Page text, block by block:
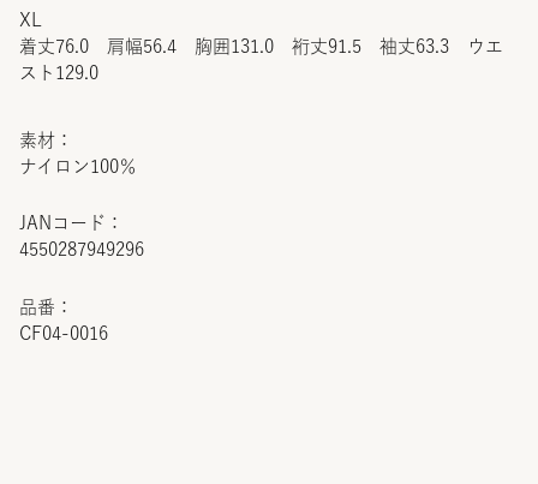
JANコード：
4550287949296
品番：
CF04-0016
XL
着丈76.0 肩幅56.4 胸囲131.0 裄丈91.5 袖丈63.3 ウエ
スト129.0
素材：
ナイロン100％